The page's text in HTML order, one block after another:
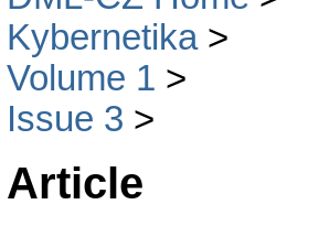
Kybernetika
Volume 1
Issue 3
Article